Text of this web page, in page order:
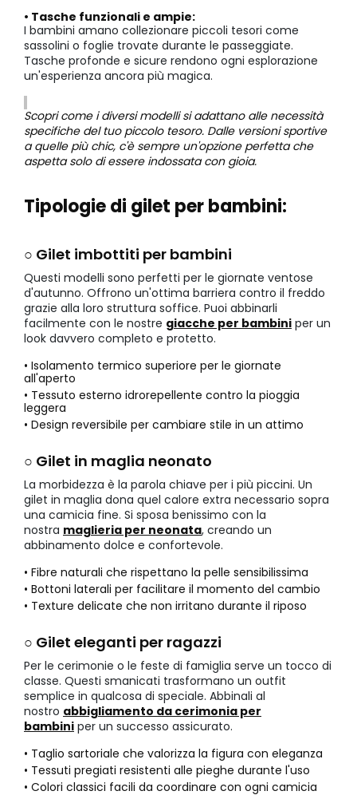
• Tasche funzionali e ampie:
I bambini amano collezionare piccoli tesori come
sassolini o foglie trovate durante le passeggiate.
Tasche profonde e sicure rendono ogni esplorazione
un'esperienza ancora più magica.
Scopri come i diversi modelli si adattano alle necessità
specifiche del tuo piccolo tesoro. Dalle versioni sportive
a quelle più chic, c'è sempre un'opzione perfetta che
aspetta solo di essere indossata con gioia.
Tipologie di gilet per bambini:
○ Gilet imbottiti per bambini
Questi modelli sono perfetti per le giornate ventose
d'autunno. Offrono un'ottima barriera contro il freddo
grazie alla loro struttura soffice. Puoi abbinarli
facilmente con le nostre giacche per bambini per un
look davvero completo e protetto.
• Isolamento termico superiore per le giornate
all'aperto
• Tessuto esterno idrorepellente contro la pioggia
leggera
• Design reversibile per cambiare stile in un attimo
○ Gilet in maglia neonato
La morbidezza è la parola chiave per i più piccini. Un
gilet in maglia dona quel calore extra necessario sopra
una camicia fine. Si sposa benissimo con la
nostra maglieria per neonata, creando un
abbinamento dolce e confortevole.
• Fibre naturali che rispettano la pelle sensibilissima
• Bottoni laterali per facilitare il momento del cambio
• Texture delicate che non irritano durante il riposo
○ Gilet eleganti per ragazzi
Per le cerimonie o le feste di famiglia serve un tocco di
classe. Questi smanicati trasformano un outfit
semplice in qualcosa di speciale. Abbinali al
nostro abbigliamento da cerimonia per
bambini per un successo assicurato.
• Taglio sartoriale che valorizza la figura con eleganza
• Tessuti pregiati resistenti alle pieghe durante l'uso
• Colori classici facili da coordinare con ogni camicia